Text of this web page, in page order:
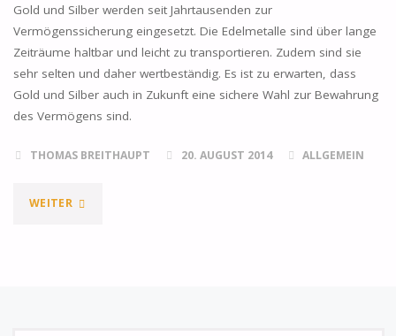
GOLDHANDEL"
Gold und Silber werden seit Jahrtausenden zur
Vermögenssicherung eingesetzt. Die Edelmetalle sind über lange
Zeiträume haltbar und leicht zu transportieren. Zudem sind sie
sehr selten und daher wertbeständig. Es ist zu erwarten, dass
Gold und Silber auch in Zukunft eine sichere Wahl zur Bewahrung
des Vermögens sind.
THOMAS BREITHAUPT 20. AUGUST 2014 ALLGEMEIN
WEITER"WARUM